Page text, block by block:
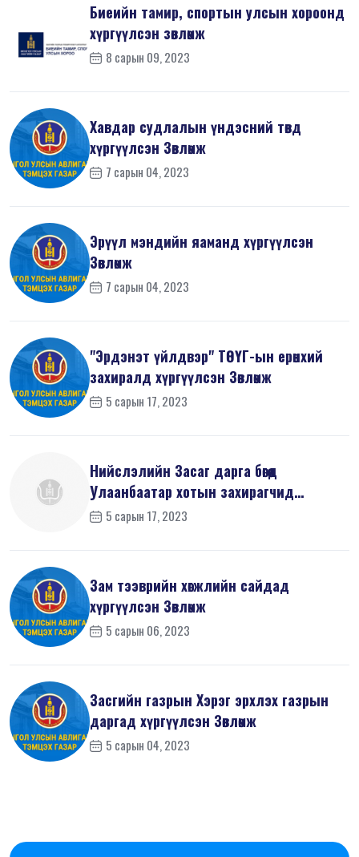
Биеийн тамир, спортын улсын хороонд
хүргүүлсэн зөвлөмж
8 сарын 09, 2023
Хавдар судлалын үндэсний төвд
хүргүүлсэн Зөвлөмж
7 сарын 04, 2023
Эрүүл мэндийн яаманд хүргүүлсэн
Зөвлөмж
7 сарын 04, 2023
"Эрдэнэт үйлдвэр" ТӨҮГ-ын ерөнхий
захиралд хүргүүлсэн Зөвлөмж
5 сарын 17, 2023
Нийслэлийн Засаг дарга бөгөөд
Улаанбаатар хотын захирагчид
хүргүүлсэн ...
5 сарын 17, 2023
Зам тээврийн хөгжлийн сайдад
хүргүүлсэн Зөвлөмж
5 сарын 06, 2023
Засгийн газрын Хэрэг эрхлэх газрын
даргад хүргүүлсэн Зөвлөмж
5 сарын 04, 2023